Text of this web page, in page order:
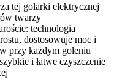
tej golarki elektrycznej
twarzy
technologia
dostosowuje moc i
przy każdym goleniu
i łatwe czyszczenie